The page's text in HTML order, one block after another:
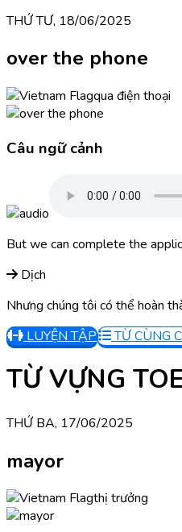
THỨ TƯ, 18/06/2025
over the phone
qua điện thoại
Câu ngữ cảnh
But we can complete the
Dịch
Nhưng chúng tôi có thể hoàn
LUYỆN TẬP
TỪ CÙNG
TỪ VỰNG
THỨ BA, 17/06/2025
mayor
thị trưởng